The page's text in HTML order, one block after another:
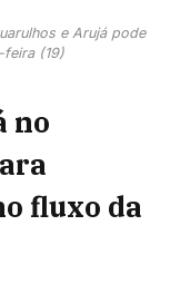
e Arujá pode
feira (19)
no
fluxo da